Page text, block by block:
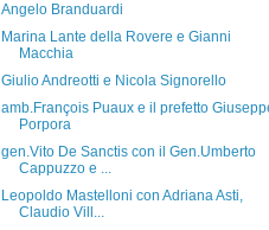
Angelo Branduardi
Marina Lante della Rovere e Gianni
Macchia
Giulio Andreotti e Nicola Signorello
amb.François Puaux e il prefetto
Porpora
gen.Vito De Sanctis con il Gen.Umberto
Cappuzzo e ...
Leopoldo Mastelloni con Adriana Asti,
Claudio Vill...